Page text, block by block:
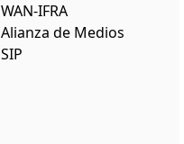
WAN-IFRA
Alianza de Medios
SIP